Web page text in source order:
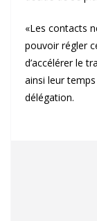
«Les contacts
pouvoir régler
d’accélérer le
ainsi leur
délégation.